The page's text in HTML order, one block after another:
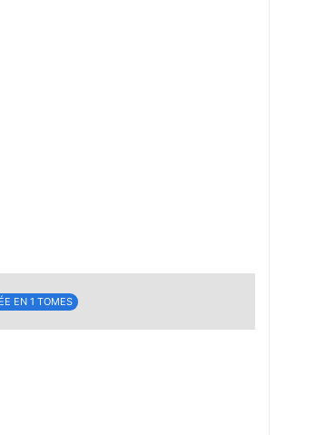
EN 1 TOMES